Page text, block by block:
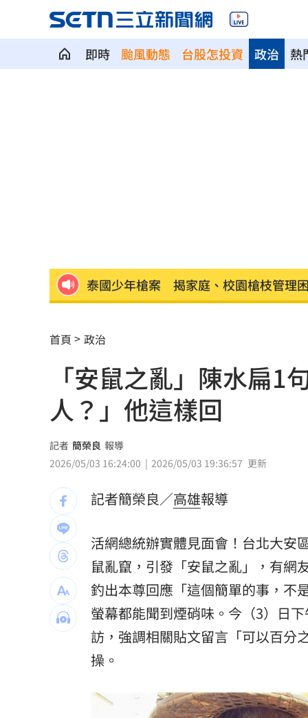
即時 颱風動態 台股怎投資 熱
政治
泰國少年槍案 揭家庭、校園槍枝管理
AKIRA開唱藏彩蛋！兒子首度驚喜獻「
台灣囡仔來了 馬蒔權開唱嗨喊：我是
驚傳駭客猛攻華爾街 多家受害者已吐
公推孫散步遭撞亡 女慟:沒有爸爸的父親
台南大貨車、自小客事故 1名駕駛死亡
崔立于高雄開唱 台下讓他氣噗噗：隨
兄弟打線突破後勁 黃韋盛3打點率隊2
龍藏經7折仍要131.6萬 他原價現金秒
99歲婆婆「月花35萬」！66歲媳無法退
外野僅是短暫快樂 餅總曝張皓崴終極
想靠正二翻本？ 達人教戰槓反ETF心法
男同事追求不成跟騷偷拍 女師控校方
首頁 政治
「安鼠之亂」陳水扁
人？」他這樣回
記者 簡榮良 報導
2026/05/03 16:24:00
2026/05/03 19:36:57 更新
記者簡榮良／高雄報導
活網總統辦實體見面會！台北大安
鼠亂竄，引發「安鼠之亂」，有網
釣出本尊回應「這個簡單的事，不
螢幕都能聞到煙硝味。今（3）日
訪，強調相關貼文留言「可以百分
操。